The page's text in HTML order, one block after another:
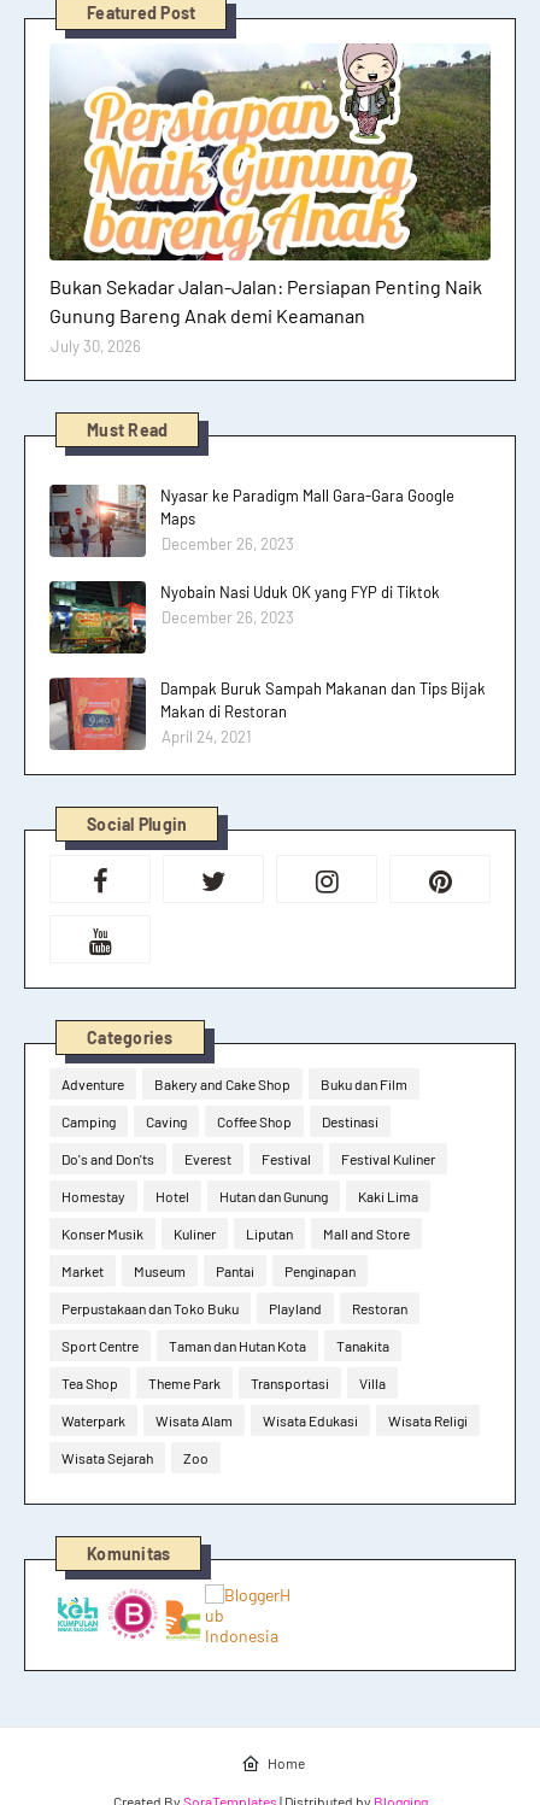
Featured Post
Bukan Sekadar Jalan-Jalan: Persiapan Penting Naik
Gunung Bareng Anak demi Keamanan
July 30, 2026
Must Read
Nyasar ke Paradigm Mall Gara-Gara Google
Maps
December 26, 2023
Nyobain Nasi Uduk OK yang FYP di Tiktok
December 26, 2023
Dampak Buruk Sampah Makanan dan Tips Bijak
Makan di Restoran
April 24, 2021
Social Plugin
Categories
Adventure Bakery and Cake Shop Buku dan Film
Camping Caving Coffee Shop Destinasi
Do's and Don'ts Everest Festival Festival Kuliner
Homestay Hotel Hutan dan Gunung Kaki Lima
Konser Musik Kuliner Liputan Mall and Store
Market Museum Pantai Penginapan
Perpustakaan dan Toko Buku Playland Restoran
Sport Centre Taman dan Hutan Kota Tanakita
Tea Shop Theme Park Transportasi Villa
Waterpark Wisata Alam Wisata Edukasi Wisata Religi
Wisata Sejarah Zoo
Komunitas
Home
Created By SoraTemplates | Distributed by Blogging